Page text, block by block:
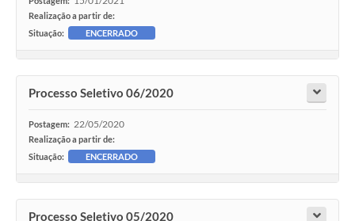
Realização a partir de:
Situação:
ENCERRADO
Processo Seletivo 06/2020
Postagem: 22/05/2020
Realização a partir de:
Situação:
ENCERRADO
Processo Seletivo 05/2020